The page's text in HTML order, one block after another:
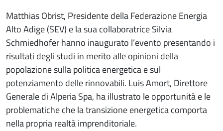
Matthias Obrist, Presidente della Federazione Energia
Alto Adige (SEV) e la sua collaboratrice Silvia
Schmiedhofer hanno inaugurato l’evento presentando i
risultati degli studi in merito alle opinioni della
popolazione sulla politica energetica e sul
potenziamento delle rinnovabili. Luis Amort, Direttore
Generale di Alperia Spa, ha illustrato le opportunità e le
problematiche che la transizione energetica comporta
nella propria realtà imprenditoriale.